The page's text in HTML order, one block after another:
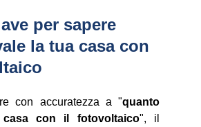
per sapere
la tua casa con
con accuratezza a "quanto
con il fotovoltaico", il